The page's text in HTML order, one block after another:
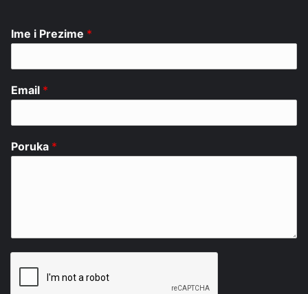
Ime i Prezime *
Email *
Poruka *